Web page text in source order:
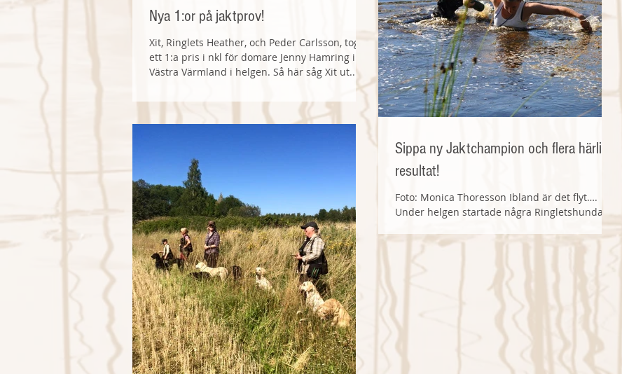
Nya 1:or på jaktprov!
Xit, Ringlets Heather, och Peder Carlsson, tog
ett 1:a pris i nkl för domare Jenny Hamring i
Västra Värmland i helgen. Så här såg Xit ut...
Sippa ny Jaktchampion och flera härliga
resultat!
Foto: Monica Thoresson Ibland är det flyt….
Under helgen startade några Ringletshundar